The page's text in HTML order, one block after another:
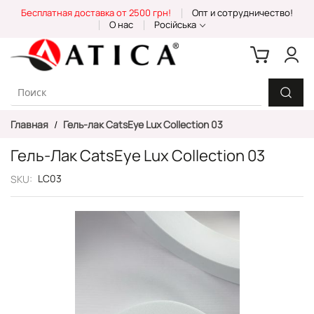
Content
Бесплатная доставка от 2500 грн!
Опт и сотрудничество!
О нас
Російська
Главная Гель-лак CatsEye Lux Collection 03
Гель-Лак CatsEye Lux Collection 03
SKU LC03